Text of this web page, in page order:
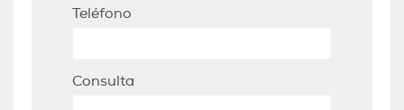
Teléfono
Consulta